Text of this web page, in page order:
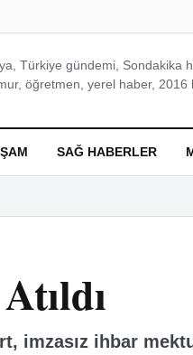
Türkiye gündemi, Sondakika
öğretmen, yerel haber,
SAĞ HABERLER
imzasız ihbar